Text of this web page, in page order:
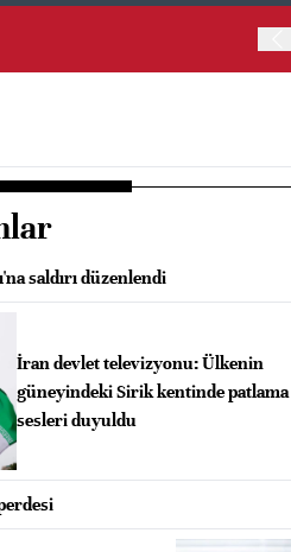
saldırı düzenlendi
İran devlet televizyonu: Ülkenin
güneyindeki Sirik kentinde patlama
sesleri duyuldu